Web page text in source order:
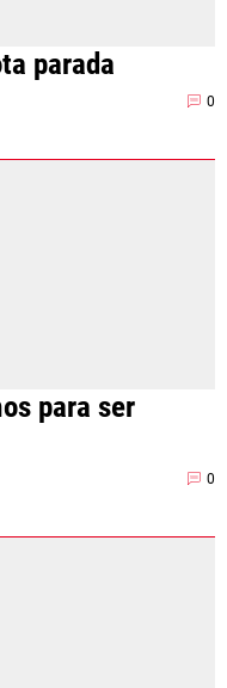
parada
0
para ser
0